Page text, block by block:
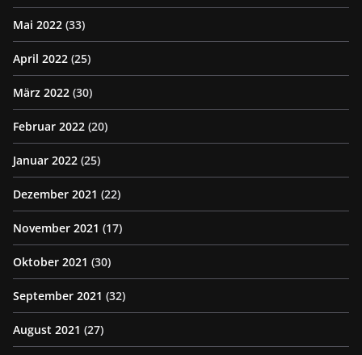
Mai 2022 (33)
April 2022 (25)
März 2022 (30)
Februar 2022 (20)
Januar 2022 (25)
Dezember 2021 (22)
November 2021 (17)
Oktober 2021 (30)
September 2021 (32)
August 2021 (27)